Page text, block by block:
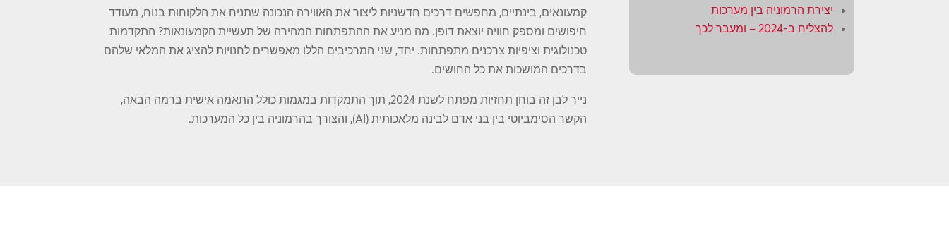
קמעונאים, בינתיים, מחפשים דרכים חדשניות ליצור את האווירה הנכונה שתניח את הלקוחות בנוח, מעודד
חיפושים ומספק חוויה יוצאת דופן. מה מניע את ההתפתחות המהירה של תעשיית הקמעונאות? התקדמות
טכנולוגית וציפיות צרכנים מתפתחות. יחד, שני המרכיבים הללו מאפשרים לחנויות להציג את המלאי שלהם
בדרכים המושכות את כל החושים.
נייר לבן זה בוחן תחזיות מפתח לשנת 2024, תוך התמקדות במגמות כולל התאמה אישית ברמה הבאה,
הקשר הסימביוטי בין בני אדם לבינה מלאכותית (AI), והצורך בהרמוניה בין כל המערכות.
יצירת הרמוניה בין מערכות
להצליח ב-2024 – ומעבר לכך